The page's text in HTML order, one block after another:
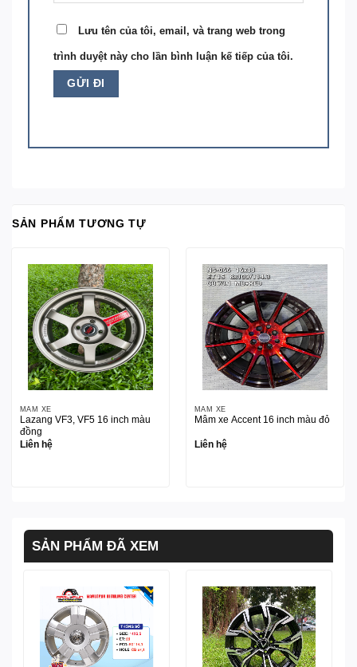
Lưu tên của tôi, email, và trang web trong
trình duyệt này cho lần bình luận kế tiếp của tôi.
SẢN PHẨM TƯƠNG TỰ
MÂM XE
Lazang VF3, VF5 16 inch màu
đồng
Liên hệ
MÂM XE
Mâm xe Accent 16 inch màu đỏ
Liên hệ
SẢN PHẨM ĐÃ XEM